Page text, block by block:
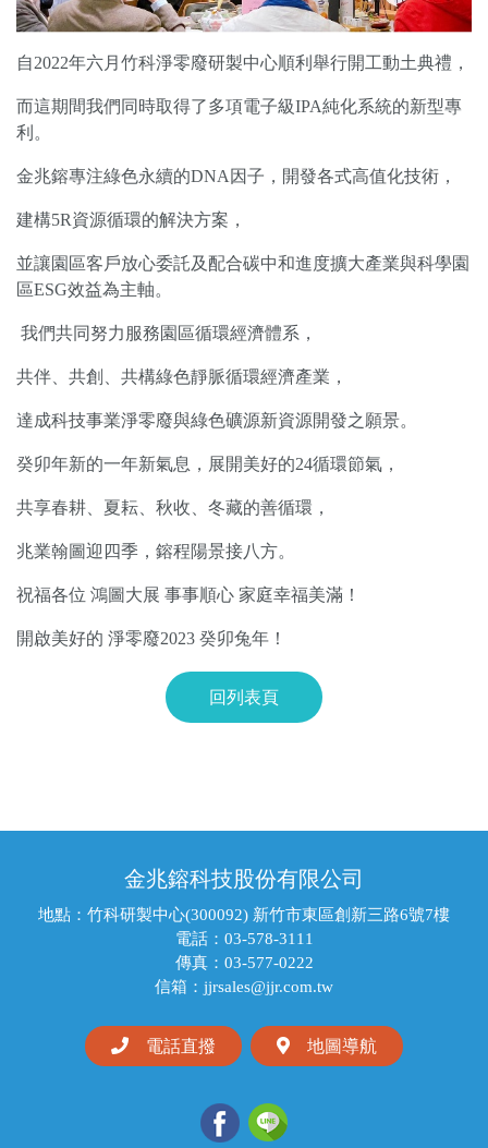
自2022年六月竹科淨零廢研製中心順利舉行開工動土典禮，
而這期間我們同時取得了多項電子級IPA純化系統的新型專
利。
金兆鎔專注綠色永續的DNA 因子，開發各式高值化技術，
建構5R資源循環的解決方案，
並讓園區客戶放心委託及配合碳中和進度擴大產業與科學園
區ESG效益為主軸。
我們共同努力服務園區循環經濟體系，
共伴、共創、共構綠色靜脈循環經濟產業，
達成科技事業淨零廢與綠色礦源新資源開發之願景。
癸卯年新的一年新氣息，展開美好的24循環節氣，
共享春耕、夏耘、秋收、冬藏的善循環，
兆業翰圖迎四季，鎔程陽景接八方。
祝福各位 鴻圖大展 事事順心 家庭幸福美滿！
開啟美好的 淨零廢2023 癸卯兔年！
回列表頁
金兆鎔科技股份有限公司
地點：竹科研製中心(300092) 新竹市東區創新三路6號7樓
電話：03-578-3111
傳真：03-577-0222
信箱：jjrsales@jjr.com.tw
電話直撥 地圖導航